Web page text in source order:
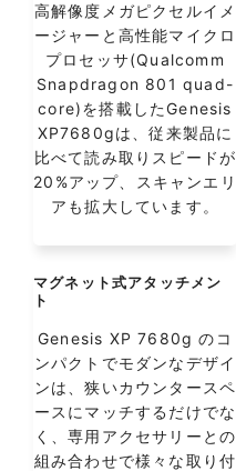
高解像度メガピクセルイメ
ージャーと高性能マイクロ
プロセッサ(Qualcomm
Snapdragon 801 quad-
core)を搭載したGenesis
XP7680gは、従来製品に
比べて読み取りスピードが
20%アップ、スキャンエリ
アも拡大しています。
マグネット式アタッチメン
ト
Genesis XP 7680g のコ
ンパクトでモダンなデザイ
ンは、狭いカウンタースペ
ースにマッチするだけでな
く、専用アクセサリーとの
組み合わせで様々な取り付